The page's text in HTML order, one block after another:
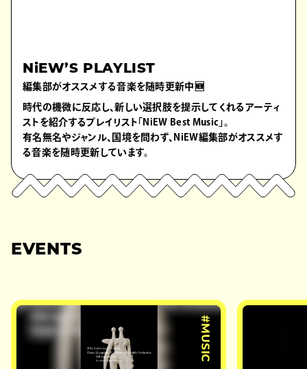
NiEW’S PLAYLIST
編集部がオススメする音楽を随時更新中🆕
時代の機微に反応し、新しい選択肢を提示してくれるアーティ
ストを紹介するプレイリスト「NiEW Best Music」。
有名無名やジャンル、国境を問わず、NiEW編集部がオススメす
る音楽を随時更新しています。
EVENTS
#MUSIC